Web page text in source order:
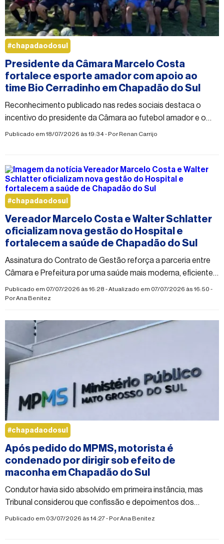
Presidente da Câmara Marcelo Costa
fortalece esporte amador com apoio ao
time Bio Cerradinho em Chapadão do Sul
Reconhecimento publicado nas redes sociais destaca o
incentivo do presidente da Câmara ao futebol amador e o
fortalecimento das equipes do município.
Publicado em 18/07/2026 às 19:34 - PorRenan Carrijo
#chapadaodosul
Vereador Marcelo Costa e Walter Schlatter
oficializam nova gestão do Hospital e
fortalecem a saúde de Chapadão do Sul
Assinatura do Contrato de Gestão reforça a parceria entre
Câmara e Prefeitura por uma saúde mais moderna, eficiente e
humanizada.
Publicado em 07/07/2026 às 16:28 - Atualizado em 07/07/2026 às 16:50 -
PorAna Benitez
#chapadaodosul
Após pedido do MPMS, motorista é
condenado por dirigir sob efeito de
maconha em Chapadão do Sul
Condutor havia sido absolvido em primeira instância, mas
Tribunal considerou que confissão e depoimentos dos
policiais comprovam que ele colocou a segurança no trânsito
Publicado em 03/07/2026 às 14:27 - PorAna Benitez
#chapadaodosul